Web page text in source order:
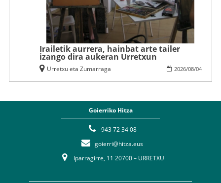
Irailetik aurrera, hainbat arte tailer
izango dira aukeran Urretxun
2026/08/04
Urretxu eta Zumarraga
Goierriko Hitza
943 72 34 08
goierri@hitza.eus
Iparragirre, 11 20700 – URRETXU